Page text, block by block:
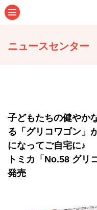
ニュースセンター
子どもたちの健やか
る「グリコワゴン」
になってご自宅に♪
トミカ「No.58 グリ
発売